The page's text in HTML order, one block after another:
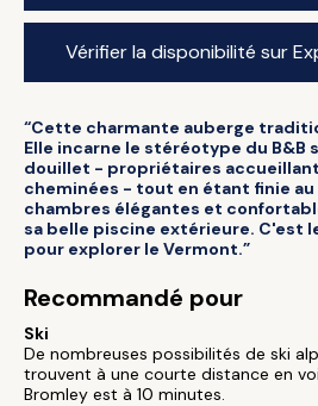
Vérifier la disponibilité sur
“Cette charmante auberge
Elle incarne le stéréotype du B&B
douillet - propriétaires
cheminées - tout en étant finie
chambres élégantes et
sa belle piscine extérieure. C'est
pour explorer le Vermont.”
Recommandé pour
Ski
De nombreuses possibilités de ski
trouvent à une courte distance en
Bromley est à 10 minutes.